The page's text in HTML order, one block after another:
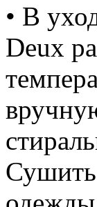
• В
Deux
Сушить